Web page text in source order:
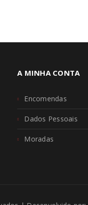
A MINHA CONTA
Encomendas
Dados Pessoais
Moradas